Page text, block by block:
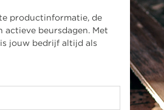
productinformatie, de
actieve beursdagen. Met
jouw bedrijf altijd als